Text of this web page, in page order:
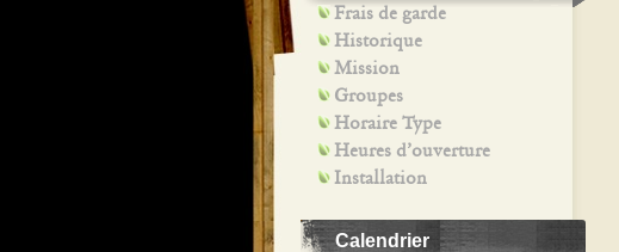
Frais de garde
Historique
Mission
Groupes
Horaire Type
Heures d’ouverture
Installation
Calendrier